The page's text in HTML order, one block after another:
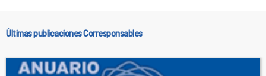
Últimas publicaciones Corresponsables